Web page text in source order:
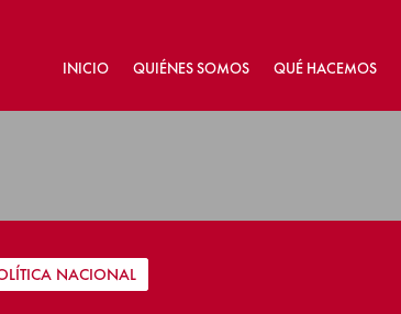
INICIO QUIÉNES SOMOS QUÉ HACEMOS
NACIONAL